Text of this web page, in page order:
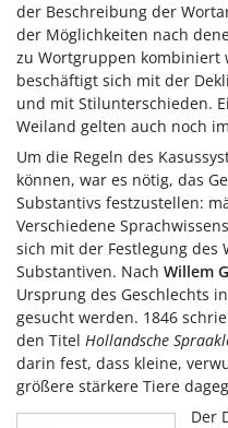
der Beschreibung der
der Möglichkeiten nach
zu Wortgruppen kombiniert
beschäftigt sich mit der
und mit Stilunterschieden.
Weiland gelten auch noch
Um die Regeln des
können, war es nötig, das
Substantivs festzustellen:
Verschiedene
sich mit der Festlegung des
Substantiven. Nach Willem
Ursprung des Geschlechts
gesucht werden. 1846
den Titel Hollandsche
darin fest, dass kleine,
größere stärkere Tiere
Der